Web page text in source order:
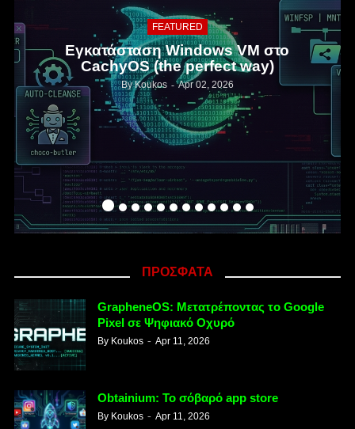
ANDROID
OnePlus 15 iHack Edition
ByKoukos Apr 01, 2026
ΠΡΟΣΦΑΤΑ
GrapheneOS: Μετατρέποντας το Google
Pixel σε Ψηφιακό Οχυρό
ByKoukos Apr 11, 2026
Obtainium: Το σόβαρό app store
ByKoukos Apr 11, 2026